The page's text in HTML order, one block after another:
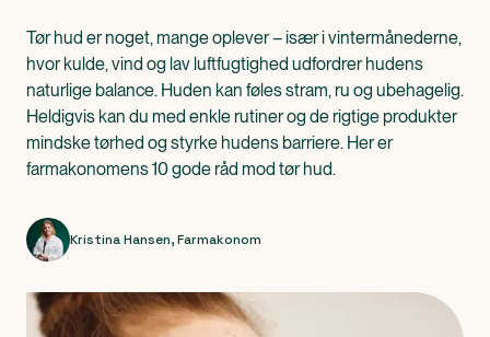
Tør hud er noget, mange oplever – især i vintermånederne,
hvor kulde, vind og lav luftfugtighed udfordrer hudens
naturlige balance. Huden kan føles stram, ru og ubehagelig.
Heldigvis kan du med enkle rutiner og de rigtige produkter
mindske tørhed og styrke hudens barriere. Her er
farmakonomens 10 gode råd mod tør hud.
Kristina Hansen,Farmakonom